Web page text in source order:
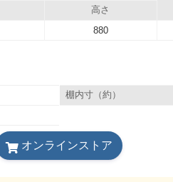
高さ
880
棚内寸（約）
オンラインストア